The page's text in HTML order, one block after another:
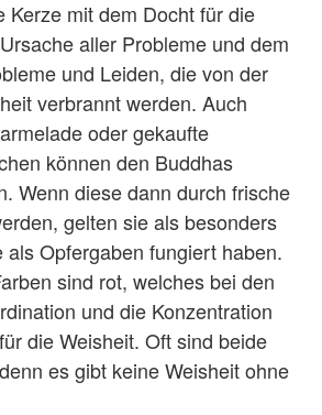
Kerze mit dem Docht für die
aller Probleme und dem
und Leiden, die von der
verbrannt werden. Auch
oder gekaufte
können den Buddhas
Wenn diese dann durch frische
gelten sie als besonders
als Opfergaben fungiert haben.
sind rot, welches bei den
und die Konzentration
die Weisheit. Oft sind beide
es gibt keine Weisheit ohne